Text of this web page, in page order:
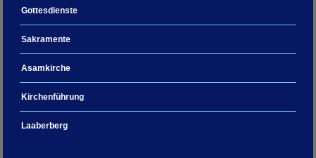
Gottesdienste
Sakramente
Asamkirche
Kirchenführung
Laaberberg